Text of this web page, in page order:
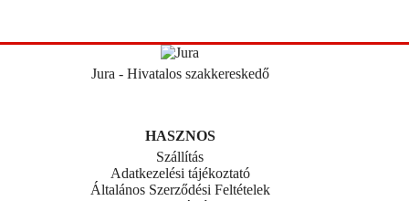
van.
A
változatok
ki
Jura - Hivatalos szakkereskedő
HASZNOS
Szállítás
Adatkezelési tájékoztató
Általános Szerződési Feltételek